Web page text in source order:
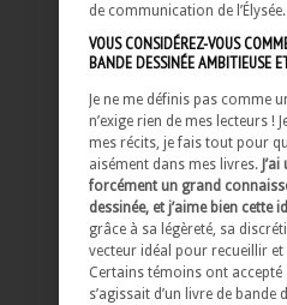
de communication de l’Élysée.
VOUS CONSIDÉREZ-VOUS
BANDE DESSINÉE AMBITIEUSE
Je ne me définis pas comme
n’exige rien de mes lecteurs !
mes récits, je fais tout pour
aisément dans mes livres.
forcément un grand
dessinée, et j’aime bien cette
grâce à sa légèreté, sa
vecteur idéal pour recueillir
Certains témoins ont accepté
s’agissait d’un livre de bande